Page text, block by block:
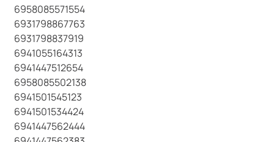
6958085571554
6931798867763
6931798837919
6941055164313
6941447512654
6958085502138
6941501545123
6941501534424
6941447562444